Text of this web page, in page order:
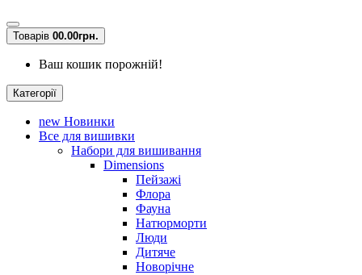
Товарів 00.00грн.
Ваш кошик порожній!
Категорії
new Новинки
Все для вишивки
Набори для вишивання
Dimensions
Пейзажі
Флора
Фауна
Натюрморти
Люди
Дитяче
Новорічне